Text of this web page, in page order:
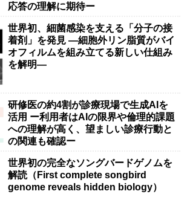
応答の理解に期待ー
世界初、細菌感染を支える「分子の接
着剤」を発見 ―細胞外リン脂質がバイ
オフィルムを組み立てる新しい仕組み
を解明―
研修医の約4割が診療現場で生成AIを
活用 ー利用者はAIの限界や倫理的課題
への理解が高く、望ましい診療行動と
の関連も確認ー
世界初の完全なソングバードゲノムを
解読（First complete songbird
genome reveals hidden biology）